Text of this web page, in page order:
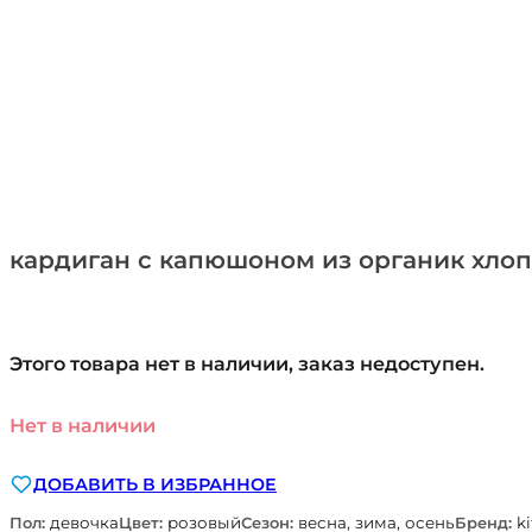
кардиган с капюшоном из органик
Этого товара нет в наличии, заказ недоступен.
Нет в наличии
ДОБАВИТЬ В ИЗБРАННОЕ
Пол: девочкаЦвет: розовыйСезон: весна, зима, осеньБренд: